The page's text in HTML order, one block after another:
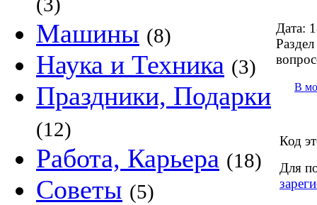
Машины (8)
Наука и Техника (3)
Праздники, Подарки
(12)
Работа, Карьера (18)
Советы (5)
Дата:
Раздел
В
Код
Для